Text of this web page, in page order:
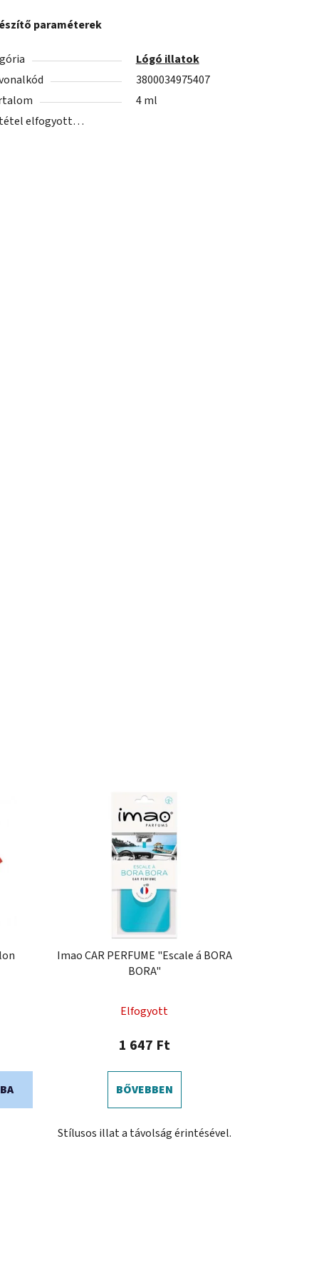
paraméterek
Lógó illatok
3800034975407
4 ml
elfogyott…
Imao CAR PERFUME "Escale á BORA
BORA"
Elfogyott
1 647 Ft
BŐVEBBEN
Stílusos illat a távolság érintésével.